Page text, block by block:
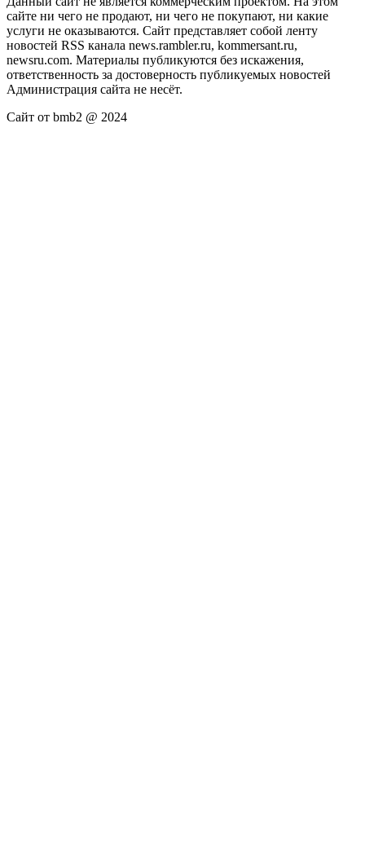
сайте ни чего не продают, ни чего не покупают, ни какие
услуги не оказываются. Сайт представляет собой ленту
новостей RSS канала news.rambler.ru, kommersant.ru,
newsru.com. Материалы публикуются без искажения,
ответственность за достоверность публикуемых новостей
Администрация сайта не несёт.
Сайт от bmb2 @ 2024